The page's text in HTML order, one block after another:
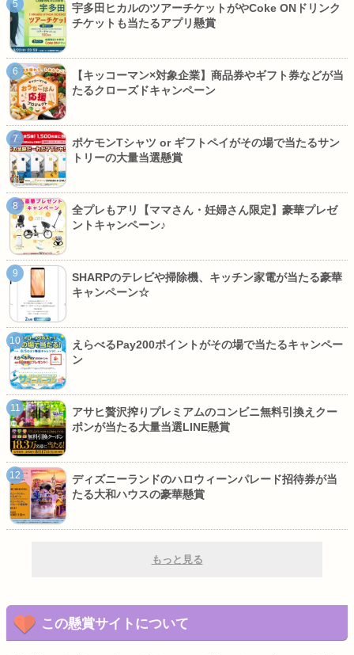
宇多田ヒカルのツアーチケットがやCoke ONドリンク
チケットも当たるアプリ懸賞
【キッコーマン×対象企業】商品券やギフト券などが当
たるクローズドキャンペーン
ポケモンTシャツ or ギフトペイがその場で当たるサン
トリーの大量当選懸賞
全プレもアリ【ママさん・妊婦さん限定】豪華プレゼ
ントキャンペーン♪
SHARPのテレビや掃除機、キッチン家電が当たる豪華
キャンペーン☆
えらべるPay200ポイントがその場で当たるキャンペー
ン
アサヒ贅沢搾りプレミアムのコンビニ無料引換えクー
ポンが当たる大量当選LINE懸賞
ディズニーランドのハロウィーンパレード招待券が当
たる大和ハウスの豪華懸賞
もっと見る
この懸賞サイトについて